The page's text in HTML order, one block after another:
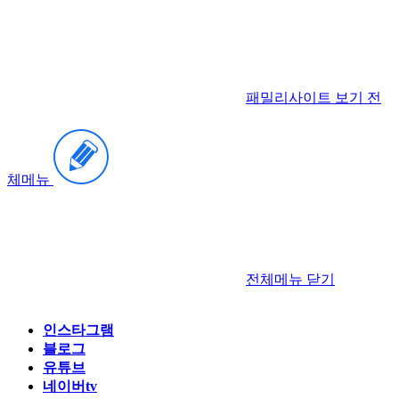
패밀리사이트 보기 전
체메뉴
전체메뉴 닫기
인스타그램
블로그
유튜브
네이버tv